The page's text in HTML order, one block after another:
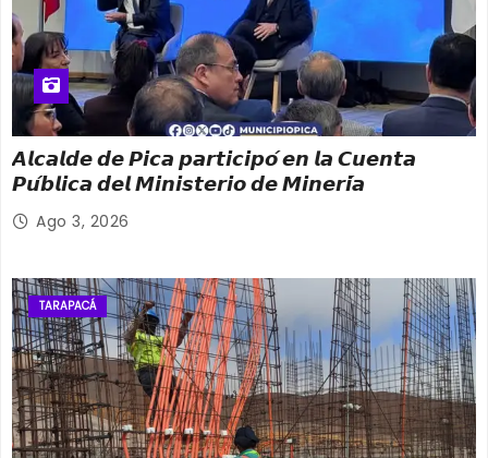
n
d
e
e
n
r
a
d
a
𝘼𝙡𝙘𝙖𝙡𝙙𝙚 𝙙𝙚 𝙋𝙞𝙘𝙖 𝙥𝙖𝙧𝙩𝙞𝙘𝙞𝙥𝙤́ 𝙚𝙣 𝙡𝙖 𝘾𝙪𝙚𝙣𝙩𝙖
𝙋𝙪́𝙗𝙡𝙞𝙘𝙖 𝙙𝙚𝙡 𝙈𝙞𝙣𝙞𝙨𝙩𝙚𝙧𝙞𝙤 𝙙𝙚 𝙈𝙞𝙣𝙚𝙧𝙞́𝙖
Ago 3, 2026
TARAPACÁ